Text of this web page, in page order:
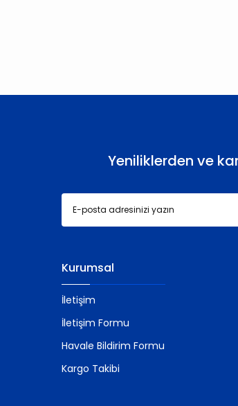
Yeniliklerden ve
Kurumsal
İletişim
İletişim Formu
Havale Bildirim Formu
Kargo Takibi